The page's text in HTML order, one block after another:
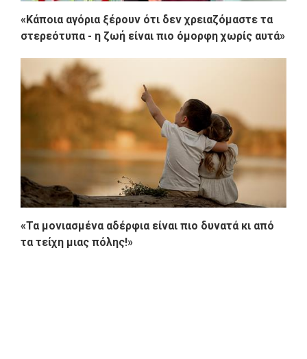
«Κάποια αγόρια ξέρουν ότι δεν χρειαζόμαστε τα
στερεότυπα - η ζωή είναι πιο όμορφη χωρίς αυτά»
«Τα μονιασμένα αδέρφια είναι πιο δυνατά κι από
τα τείχη μιας πόλης!»